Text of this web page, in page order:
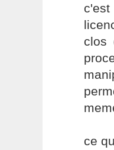
c'est
clos
ce